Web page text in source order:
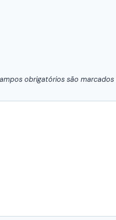
obrigatórios são marcados